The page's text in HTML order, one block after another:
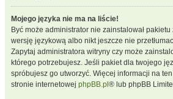
Mojego języka nie ma na liście!
Być może administrator nie zainstalował
wersję językową albo nikt jeszcze nie
Zapytaj administratora witryny czy może
którego potrzebujesz. Jeśli pakiet dla twojego
spróbujesz go utworzyć. Więcej informacji na
stronie internetowej phpBB.pl ® lub phpBB